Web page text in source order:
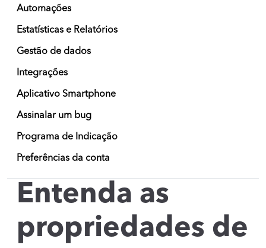
Automações
Estatísticas e Relatórios
Gestão de dados
Integrações
Aplicativo Smartphone
Assinalar um bug
Programa de Indicação
Preferências da conta
Entenda as
propriedades de